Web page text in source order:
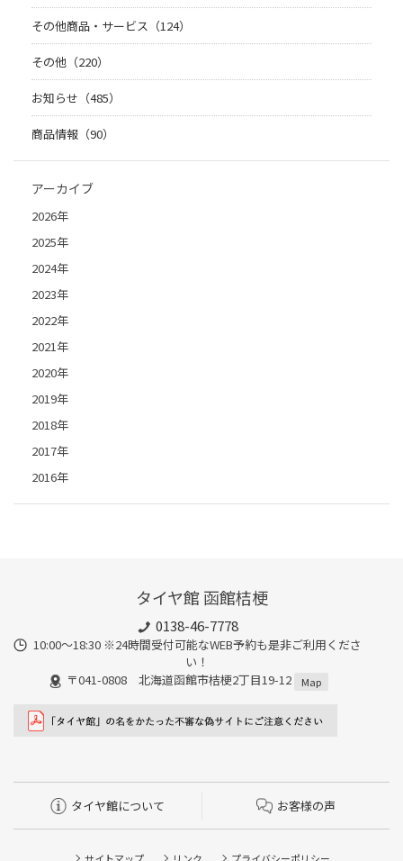
その他商品・サービス（124）
その他（220）
お知らせ（485）
商品情報（90）
アーカイブ
2026年
2025年
2024年
2023年
2022年
2021年
2020年
2019年
2018年
2017年
2016年
タイヤ館 函館桔梗
0138-46-7778
10:00～18:30 ※24時間受付可能なWEB予約も是非ご利用くださ
い！
〒041-0808 北海道函館市桔梗2丁目19-12
Map
タイヤ館について お客様の声
サイトマップ リンク プライバシーポリシー